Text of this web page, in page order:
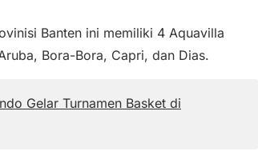
Banten ini memiliki 4 Aquavilla
Bora-Bora, Capri, dan Dias.
Gelar Turnamen Basket di